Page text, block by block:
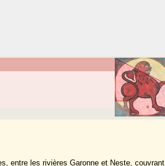
entre les rivières Garonne et Neste, couvrant